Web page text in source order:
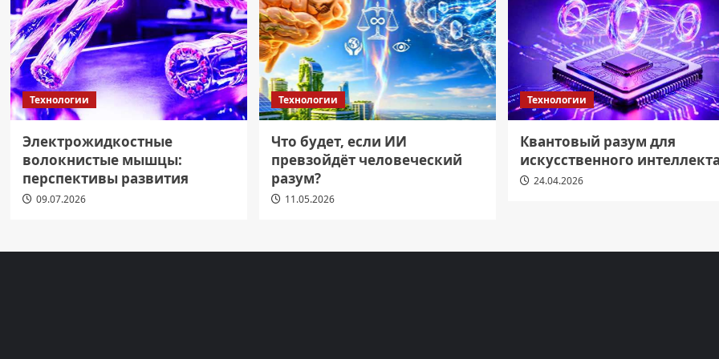
Технологии
Электрожидкостные
волокнистые мышцы:
перспективы развития
09.07.2026
Технологии
Что будет, если ИИ
превзойдёт человеческий
разум?
11.05.2026
Технологии
Квантовый разум для
искусственного
24.04.2026